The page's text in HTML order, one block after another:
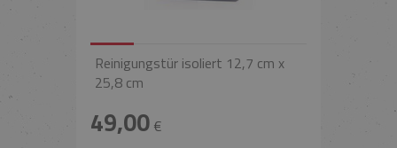
Reinigungstür isoliert 12,7 cm x
25,8 cm
49,00€